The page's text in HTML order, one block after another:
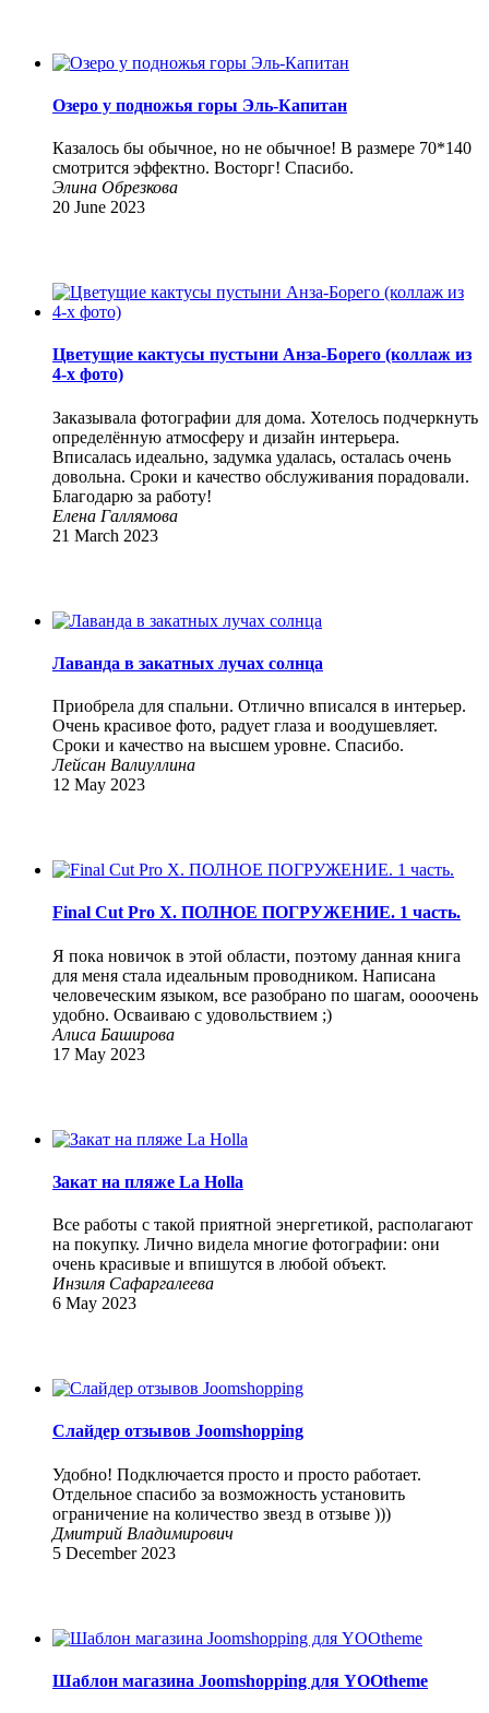
Озеро у подножья горы Эль-Капитан
Казалось бы обычное, но не обычное! В размере 70*140
смотрится эффектно. Восторг! Спасибо.
Элина Обрезкова
20 June 2023
Цветущие кактусы пустыни Анза-Борего (коллаж из
4-х фото)
Заказывала фотографии для дома. Хотелось подчеркнуть
определённую атмосферу и дизайн интерьера.
Вписалась идеально, задумка удалась, осталась очень
довольна. Сроки и качество обслуживания порадовали.
Благодарю за работу!
Елена Галлямова
21 March 2023
Лаванда в закатных лучах солнца
Приобрела для спальни. Отлично вписался в интерьер.
Очень красивое фото, радует глаза и воодушевляет.
Сроки и качество на высшем уровне. Спасибо.
Лейсан Валиуллина
12 May 2023
Final Cut Pro X. ПОЛНОЕ ПОГРУЖЕНИЕ. 1 часть.
Я пока новичок в этой области, поэтому данная книга
для меня стала идеальным проводником. Написана
человеческим языком, все разобрано по шагам, оооочень
удобно. Осваиваю с удовольствием ;)
Алиса Баширова
17 May 2023
Закат на пляже La Holla
Все работы с такой приятной энергетикой, располагают
на покупку. Лично видела многие фотографии: они
очень красивые и впишутся в любой объект.
Инзиля Сафаргалеева
6 May 2023
Слайдер отзывов Joomshopping
Удобно! Подключается просто и просто работает.
Отдельное спасибо за возможность установить
ограничение на количество звезд в отзыве )))
Дмитрий Владимирович
5 December 2023
Шаблон магазина Joomshopping для YOOtheme